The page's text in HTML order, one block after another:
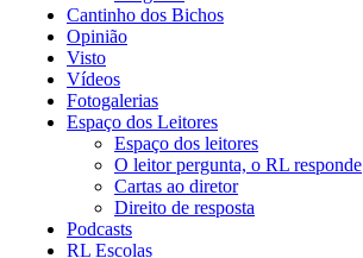
Cantinho dos Bichos
Opinião
Visto
Vídeos
Fotogalerias
Espaço dos Leitores
Espaço dos leitores
O leitor pergunta, o RL responde
Cartas ao diretor
Direito de resposta
Podcasts
RL Escolas